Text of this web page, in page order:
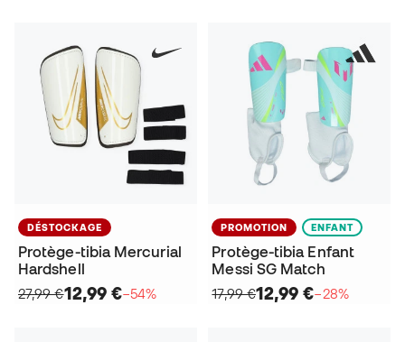
DÉSTOCKAGE
Protège-tibia Mercurial
Hardshell
27,99 €12,99 €−54%
PROMOTION ENFANT
Protège-tibia Enfant
Messi SG Match
17,99 €12,99 €−28%